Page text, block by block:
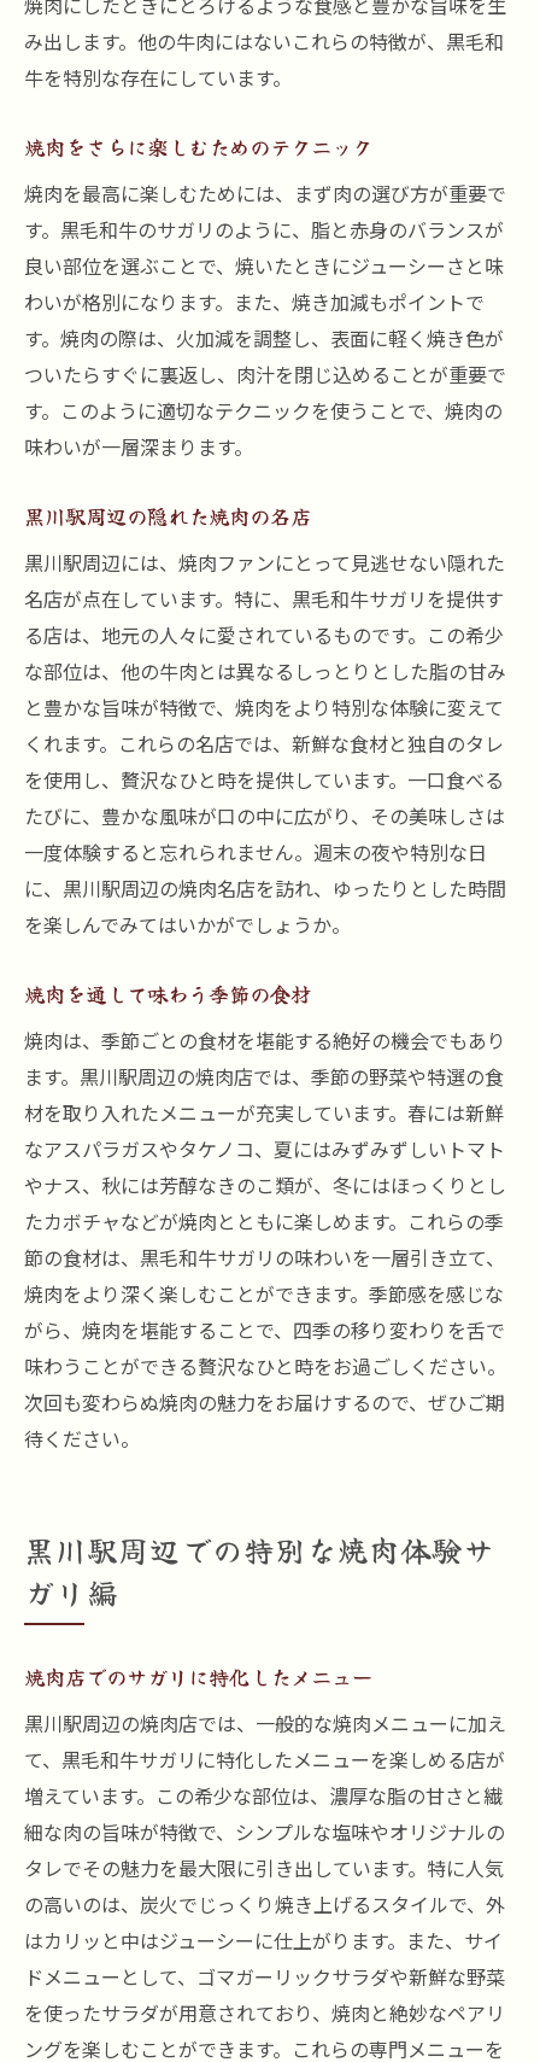
み出します。他の牛肉にはないこれらの特徴が、黒毛和
牛を特別な存在にしています。
焼肉をさらに楽しむためのテクニック
焼肉を最高に楽しむためには、まず肉の選び方が重要で
す。黒毛和牛のサガリのように、脂と赤身のバランスが
良い部位を選ぶことで、焼いたときにジューシーさと味
わいが格別になります。また、焼き加減もポイントで
す。焼肉の際は、火加減を調整し、表面に軽く焼き色が
ついたらすぐに裏返し、肉汁を閉じ込めることが重要で
す。このように適切なテクニックを使うことで、焼肉の
味わいが一層深まります。
黒川駅周辺の隠れた焼肉の名店
黒川駅周辺には、焼肉ファンにとって見逃せない隠れた
名店が点在しています。特に、黒毛和牛サガリを提供す
る店は、地元の人々に愛されているものです。この希少
な部位は、他の牛肉とは異なるしっとりとした脂の甘み
と豊かな旨味が特徴で、焼肉をより特別な体験に変えて
くれます。これらの名店では、新鮮な食材と独自のタレ
を使用し、贅沢なひと時を提供しています。一口食べる
たびに、豊かな風味が口の中に広がり、その美味しさは
一度体験すると忘れられません。週末の夜や特別な日
に、黒川駅周辺の焼肉名店を訪れ、ゆったりとした時間
を楽しんでみてはいかがでしょうか。
焼肉を通して味わう季節の食材
焼肉は、季節ごとの食材を堪能する絶好の機会でもあり
ます。黒川駅周辺の焼肉店では、季節の野菜や特選の食
材を取り入れたメニューが充実しています。春には新鮮
なアスパラガスやタケノコ、夏にはみずみずしいトマト
やナス、秋には芳醇なきのこ類が、冬にはほっくりとし
たカボチャなどが焼肉とともに楽しめます。これらの季
節の食材は、黒毛和牛サガリの味わいを一層引き立て、
焼肉をより深く楽しむことができます。季節感を感じな
がら、焼肉を堪能することで、四季の移り変わりを舌で
味わうことができる贅沢なひと時をお過ごしください。
次回も変わらぬ焼肉の魅力をお届けするので、ぜひご期
待ください。
黒川駅周辺での特別な焼肉体験サ
ガリ編
焼肉店でのサガリに特化したメニュー
黒川駅周辺の焼肉店では、一般的な焼肉メニューに加え
て、黒毛和牛サガリに特化したメニューを楽しめる店が
増えています。この希少な部位は、濃厚な脂の甘さと繊
細な肉の旨味が特徴で、シンプルな塩味やオリジナルの
タレでその魅力を最大限に引き出しています。特に人気
の高いのは、炭火でじっくり焼き上げるスタイルで、外
はカリッと中はジューシーに仕上がります。また、サイ
ドメニューとして、ゴマガーリックサラダや新鮮な野菜
を使ったサラダが用意されており、焼肉と絶妙なペアリ
ングを楽しむことができます。これらの専門メニューを